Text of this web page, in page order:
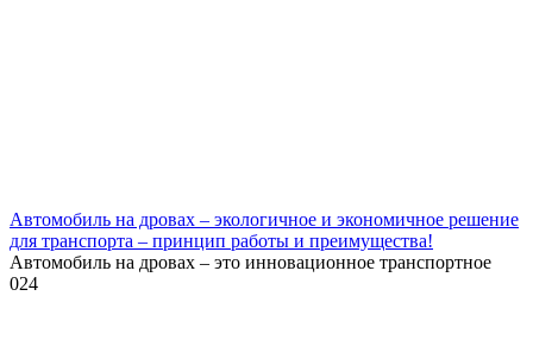
Автомобиль на дровах – экологичное и экономичное решение
для транспорта – принцип работы и преимущества!
Автомобиль на дровах – это инновационное транспортное
024